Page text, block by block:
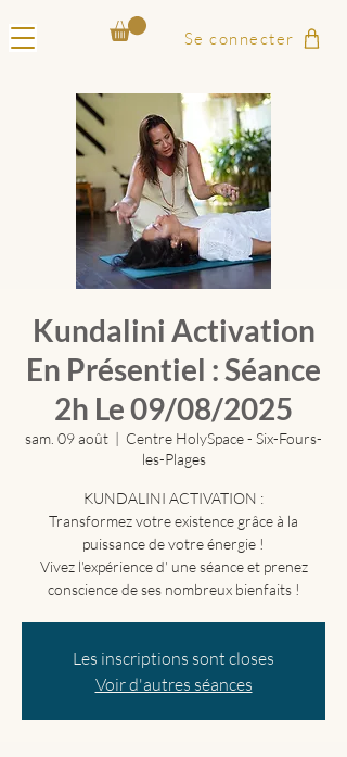
Se connecter
Kundalini Activation
En Présentiel : Séance
2h Le 09/08/2025
sam. 09 août
  |
Centre HolySpace - Six-Fours-
les-Plages
KUNDALINI ACTIVATION :
Transformez votre existence grâce à la
puissance de votre énergie !
Vivez l'expérience d' une séance et prenez
Les inscriptions sont closes
Voir d'autres séances